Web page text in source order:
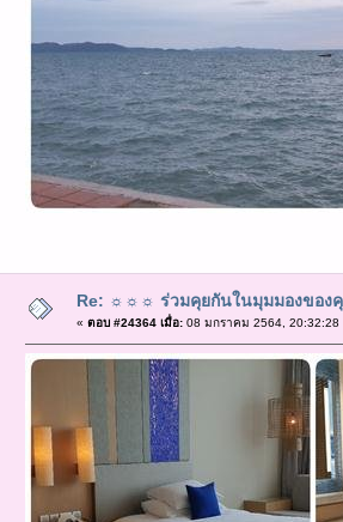
Re: ☼☼☼ ร่วมคุยกันในมุมมองของ
« ตอบ #24364 เมื่อ:08 มกราคม 2564, 20:32:28